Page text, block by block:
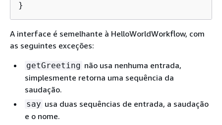
}
A interface é semelhante à HelloWorldWorkflow, com
as seguintes exceções:
getGreeting não usa nenhuma entrada,
simplesmente retorna uma sequência da
saudação.
say usa duas sequências de entrada, a saudação
e o nome.